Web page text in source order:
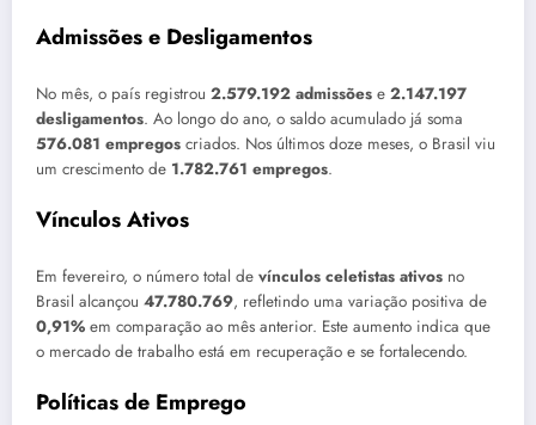
Admissões e Desligamentos
No mês, o país registrou 2.579.192 admissões e 2.147.197
desligamentos. Ao longo do ano, o saldo acumulado já soma
576.081 empregos criados. Nos últimos doze meses, o Brasil viu
um crescimento de 1.782.761 empregos.
Vínculos Ativos
Em fevereiro, o número total de vínculos celetistas ativos no
Brasil alcançou 47.780.769, refletindo uma variação positiva de
0,91% em comparação ao mês anterior. Este aumento indica que
o mercado de trabalho está em recuperação e se fortalecendo.
Políticas de Emprego